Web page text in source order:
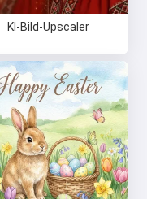
KI-Bild-Upscaler
aus
,